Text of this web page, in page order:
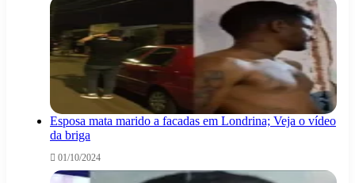
Esposa mata marido a facadas em Londrina; Veja o vídeo
da briga
01/10/2024